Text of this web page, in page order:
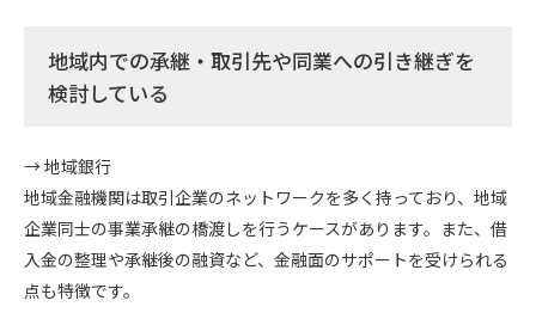
地域内での承継・取引先や同業への引き継ぎを
検討している
→ 地域銀行
地域金融機関は取引企業のネットワークを多く持っており、地域
企業同士の事業承継の橋渡しを行うケースがあります。また、借
入金の整理や承継後の融資など、金融面のサポートを受けられる
点も特徴です。